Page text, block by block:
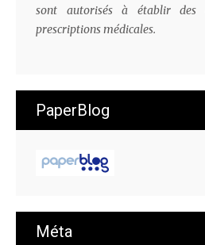
sont autorisés à établir des
prescriptions médicales.
PaperBlog
Méta